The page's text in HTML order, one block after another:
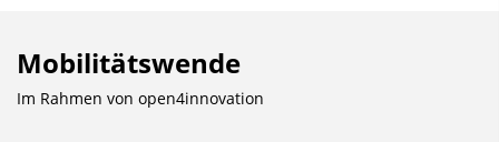
Mobilitätswende
Im Rahmen von open4innovation